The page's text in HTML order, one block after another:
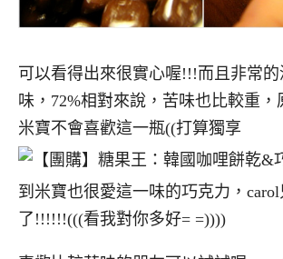
可以看得出來很實心喔!!!而且非常
味，72%相對來說，苦味也比較重，
米寶不會喜歡這一瓶((打算獨享
到米寶也很愛這一味的巧克力，
了!!!!!!(((看我對你多好= =))))